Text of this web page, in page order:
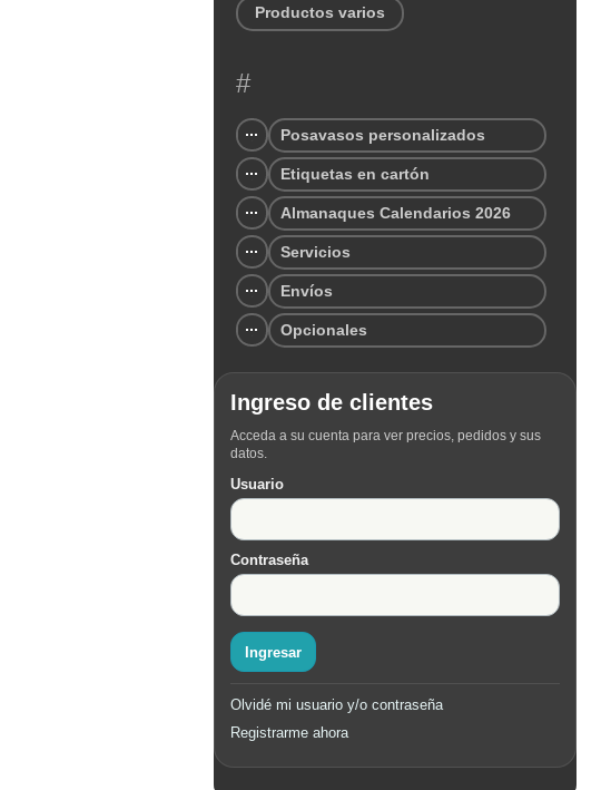
Productos varios
#
Posavasos personalizados
Etiquetas en cartón
Almanaques Calendarios 2026
Servicios
Envíos
Opcionales
Ingreso de clientes
Acceda a su cuenta para ver precios, pedidos y sus
datos.
Usuario
Contraseña
Ingresar
Olvidé mi usuario y/o contraseña
Registrarme ahora